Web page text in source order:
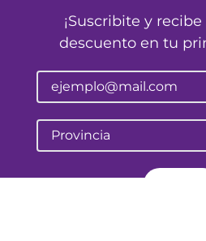
¡Suscribite y
descuento en tu
Provincia